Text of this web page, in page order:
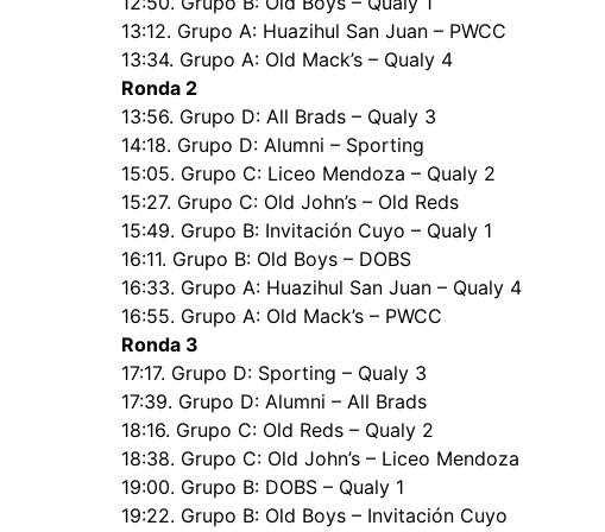
13:12. Grupo A: Huazihul San Juan – PWCC
13:34. Grupo A: Old Mack’s – Qualy 4
Ronda 2
13:56. Grupo D: All Brads – Qualy 3
14:18. Grupo D: Alumni – Sporting
15:05. Grupo C: Liceo Mendoza – Qualy 2
15:27. Grupo C: Old John’s – Old Reds
15:49. Grupo B: Invitación Cuyo – Qualy 1
16:11. Grupo B: Old Boys – DOBS
16:33. Grupo A: Huazihul San Juan – Qualy 4
16:55. Grupo A: Old Mack’s – PWCC
Ronda 3
17:17. Grupo D: Sporting – Qualy 3
17:39. Grupo D: Alumni – All Brads
18:16. Grupo C: Old Reds – Qualy 2
18:38. Grupo C: Old John’s – Liceo Mendoza
19:00. Grupo B: DOBS – Qualy 1
19:22. Grupo B: Old Boys – Invitación Cuyo